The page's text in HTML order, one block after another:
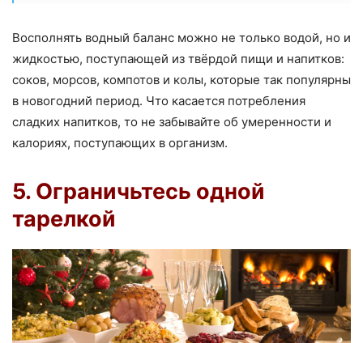
Восполнять водный баланс можно не только водой, но и
жидкостью, поступающей из твёрдой пищи и напитков:
соков, морсов, компотов и колы, которые так популярны
в новогодний период. Что касается потребления
сладких напитков, то не забывайте об умеренности и
калориях, поступающих в организм.
5. Ограничьтесь одной
тарелкой